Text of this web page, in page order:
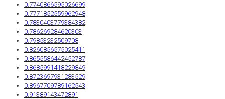
0.7740866595026699
0.7771852559962948
0.7830403779384382
0.786269284620303
0.79853232509708
0.8260856575025411
0.8655586442452787
0.8685991418229849
0.8723697931283529
0.8967709789162543
0.91389143472891